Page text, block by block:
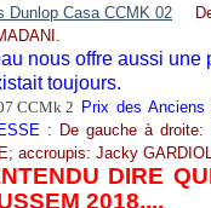
nous offre aussi
toujours.
Prix des
: De gauche à droite:
accroupis: Jacky
DIRE
2018,...